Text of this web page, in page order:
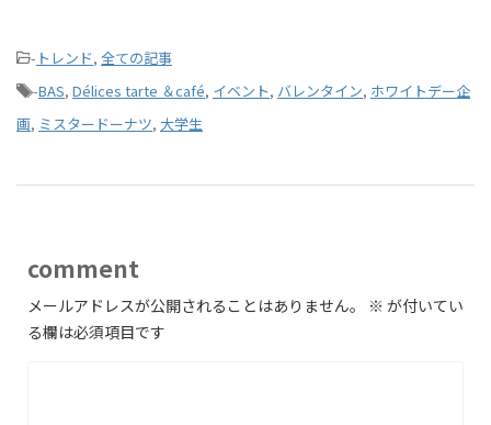
- トレンド, 全ての記事
-BAS, Délices tarte ＆café, イベント, バレンタイン, ホワイトデー企
画, ミスタードーナツ, 大学生
comment
メールアドレスが公開されることはありません。 ※ が付いてい
る欄は必須項目です